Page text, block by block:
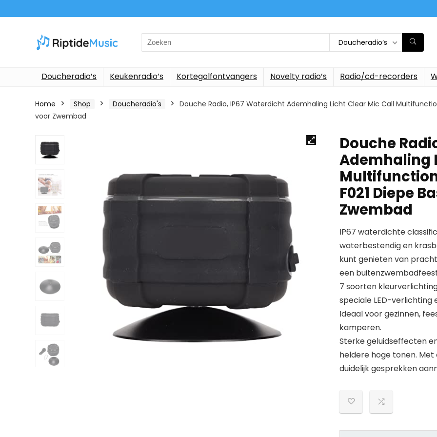
Search
for:
Doucheradio’s
Doucheradio’s Keukenradio’s Kortegolfontvangers Novelty radio’s Radio/cd-recorders
Home Shop Doucheradio's
Douche Radio, IP67 Waterdicht Ademhaling Licht Clear Mic Call
voor Zwembad
Douche
Ademhaling
F021 Diepe
Zwembad
IP67 waterdichte
waterbestendig en
kunt genieten van
een
7 soorten
speciale LED-verlichting
Ideaal voor gezinnen,
kamperen.
Sterke geluidseffecten
heldere hoge tonen.
duidelijk gesprekken